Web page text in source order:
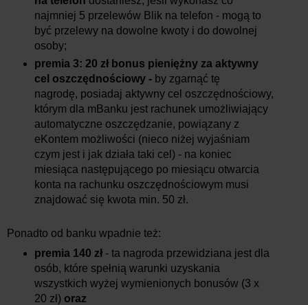
najmniej 5 przelewów Blik na telefon - mogą to
być przelewy na dowolne kwoty i do dowolnej
osoby;
premia 3: 20 zł bonus pieniężny za aktywny
cel oszczędnościowy - by zgarnąć tę
nagrodę, posiadaj aktywny cel oszczędnościowy,
którym dla mBanku jest rachunek umożliwiający
automatyczne oszczędzanie, powiązany z
eKontem możliwości (nieco niżej wyjaśniam
czym jest i jak działa taki cel) - na koniec
miesiąca następującego po miesiącu otwarcia
konta na rachunku oszczędnościowym musi
znajdować się kwota min. 50 zł.
Ponadto od banku wpadnie też:
premia 140 zł - ta nagroda przewidziana jest dla
osób, które spełnią warunki uzyskania
wszystkich wyżej wymienionych bonusów (3 x
20 zł) oraz